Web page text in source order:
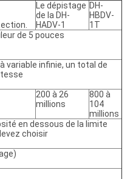
Le dépistage
de la DH-
HADV-1
DH-
HBDV-
1T
de 5 pouces
variable infinie, un total de
200 à 26
millions
800 à
104
millions
en dessous de la limite
choisir